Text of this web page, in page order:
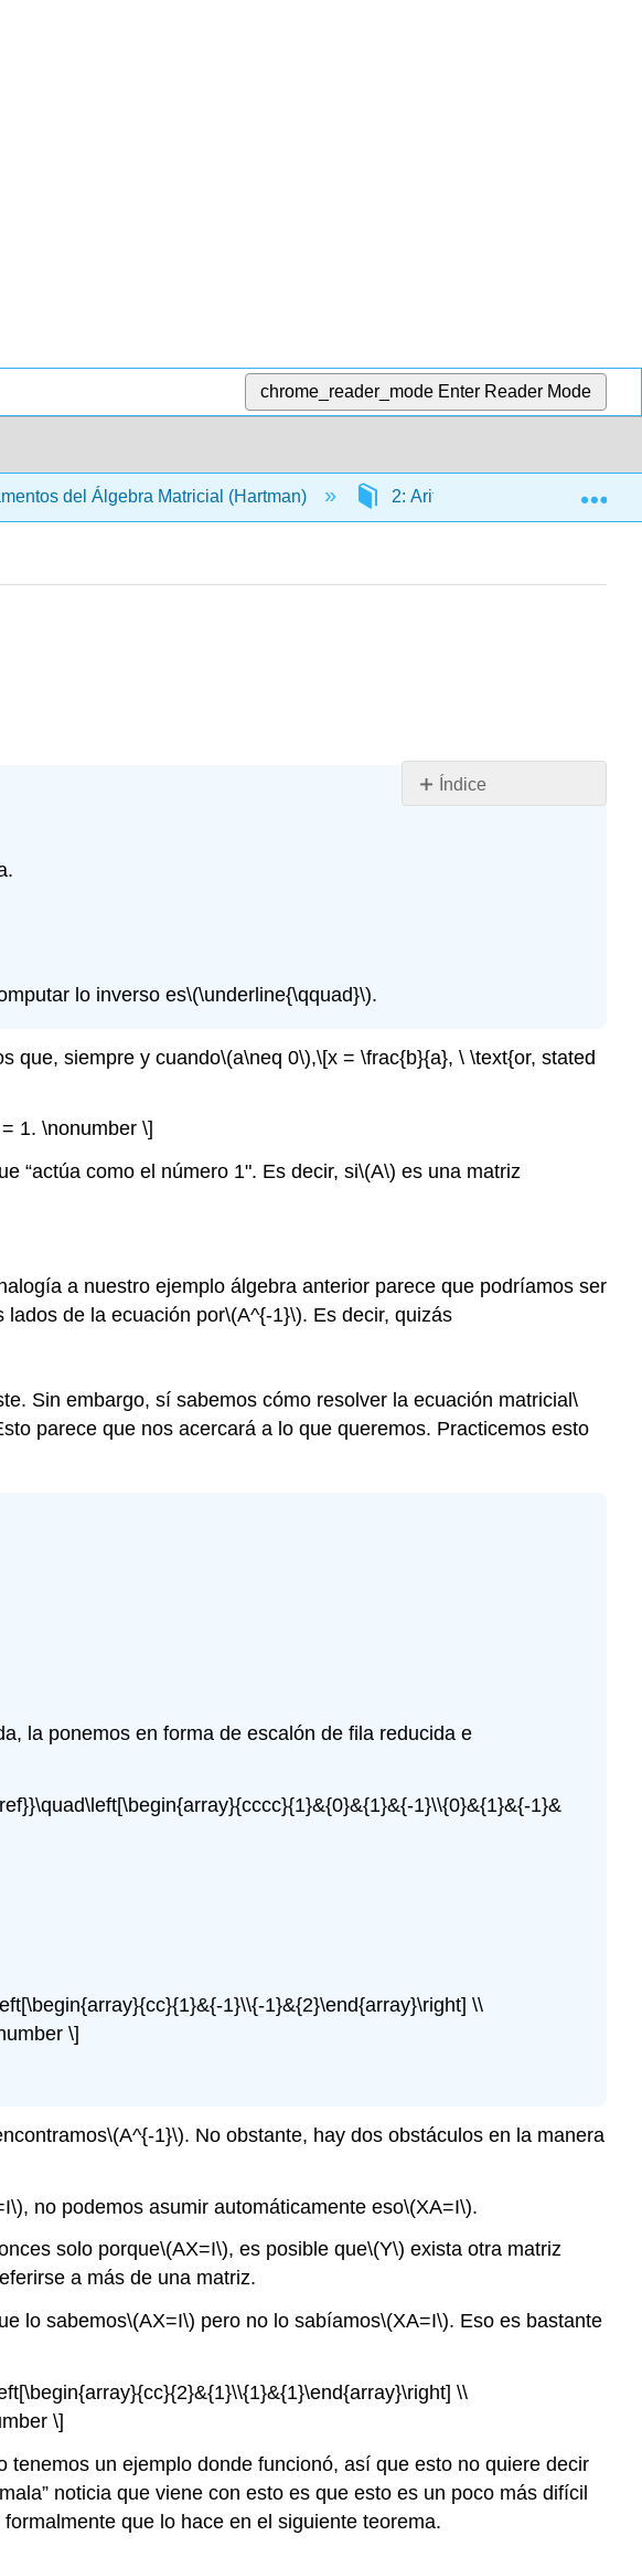
chrome_reader_mode Enter Reader Mode
del Álgebra Matricial (Hartman) 2: Aritmética Matricial
Índice
Definición:
inversa
(\PageIndex{2}\)
Idea
\
(A^{-1}\)
al
lo inverso es\(\underline{\qquad}\).
que, siempre y cuando\(a\neq 0\),\[x = \frac{b}{a}, \ \text{or, stated
1. \nonumber \]
“actúa como el número 1". Es decir, si\(A\) es una matriz
a nuestro ejemplo álgebra anterior parece que podríamos ser
lados de la ecuación por\(A^{-1}\). Es decir, quizás
Sin embargo, sí sabemos cómo resolver la ecuación matricial \
parece que nos acercará a lo que queremos. Practicemos esto
la ponemos en forma de escalón de fila reducida e
1}\\{0}&{1}&{-1}&
1}\\{-1}&{2}\end{array}\right] \\
\]
\(A^{-1}\). No obstante, hay dos obstáculos en la manera
, no podemos asumir automáticamente eso\(XA=I\).
solo porque\(AX=I\), es posible que\(Y\) exista otra matriz
a más de una matriz.
lo sabemos\(AX=I\) pero no lo sabíamos\(XA=I\). Eso es bastante
\\
\]
un ejemplo donde funcionó, así que esto no quiere decir
noticia que viene con esto es que esto es un poco más difícil
que lo hace en el siguiente teorema.